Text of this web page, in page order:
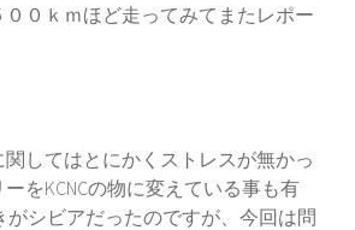
０ｋｍほど走ってみてまたレポー
してはとにかくストレスが無かっ
をKCNCの物に変えている事も有
がシビアだったのですが、今回は問